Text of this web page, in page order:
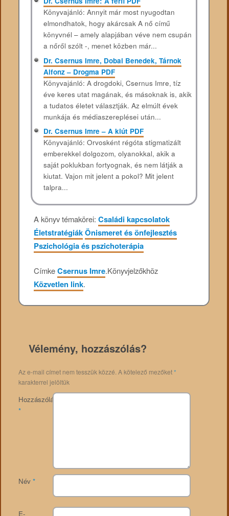
Könyvajánló: Annyit már most nyugodtan
elmondhatok, hogy akárcsak A nő című
könyvnél – amely alapjában véve nem csupán
a nőről szólt -, menet közben már...
Dr. Csernus Imre, Dobai Benedek, Tárnok
Alfonz – Drogma PDF
Könyvajánló: A drogdoki, Csernus Imre, tíz
éve keres utat magának, és másoknak is, akik
a tudatos életet választják. Az elmúlt évek
munkája és médiaszereplései után...
Dr. Csernus Imre – A kiút PDF
Könyvajánló: Orvosként régóta stigmatizált
emberekkel dolgozom, olyanokkal, akik a
saját poklukban fortyognak, és nem látják a
kiutat. Vajon mit jelent a pokol? Mit jelent
talpra...
A könyv témakörei:Családi kapcsolatok
ÉletstratégiákÖnismeret és önfejlesztés
Pszichológia és pszichoterápia
CímkeCsernus Imre.Könyvjelzőkhöz
Közvetlen link.
Vélemény, hozzászólás?
Az e-mail címet nem tesszük közzé. A kötelező mezőket*
karakterrel jelöltük
Hozzászólás
*
Név *
E-